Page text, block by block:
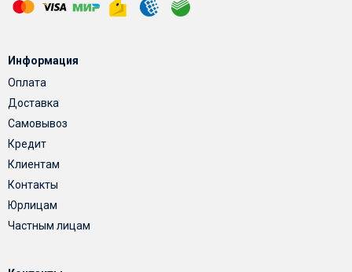
Информация
Оплата
Доставка
Самовывоз
Кредит
Клиентам
Контакты
Юрлицам
Частным лицам